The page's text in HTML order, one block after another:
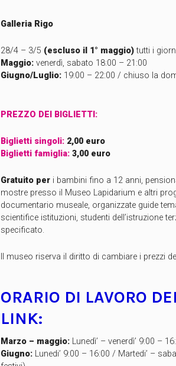
Galleria Rigo
28/4 – 3/5 (escluso il 1° maggio)tutti i
Maggio: venerdì, sabato 18:00 – 21:00
Giugno/Luglio: 19:00 – 22:00 / chiuso la
PREZZO DEI BIGLIETTI:
Biglietti singoli: 2,00 euro
Biglietti famiglia: 3,00 euro
Gratuito per i bambini fino a 12 anni,
mostre presso il Museo Lapidarium e altri
documentario museale, organizzate guide
scientifice istituzioni, studenti dell’istruzione
specificato.
Il museo riserva il diritto di cambiare i prezzi
ORARIO DI LAVORO
LINK:
Marzo – maggio: Lunedì’ – venerdì’ 9:00 –
Giugno: Lunedi’ 9:00 – 16:00 / Martedi’ –